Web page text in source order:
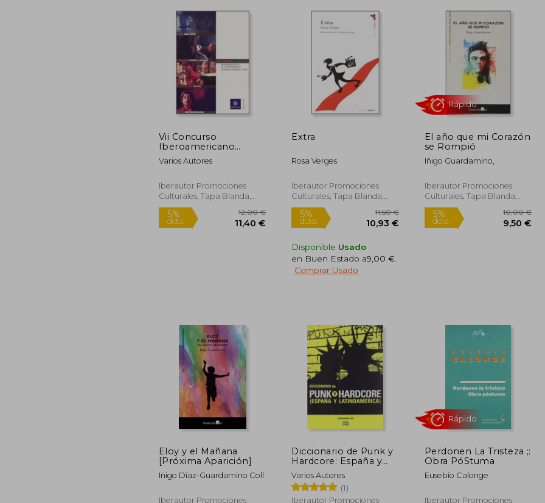
5%
dcto.
5%
dcto.
5%
dcto.
Vii Concurso
Iberoamericano
Cortometrajes Version
Española
Varios Autores
Iberautor Promociones
Culturales, Tapa Blanda,
Nuevo
dcto.
Extra
Rosa Verges
Iberautor Promociones
Culturales, Tapa Blanda,
Nuevo
5%
dcto.
11,50 €
Disponible Usado
en Buen Estado a9,00 €
Comprar Usado
El año que mi Corazón
se Rompió
Iñigo Guardamino,
Iberautor Promociones
Culturales, Tapa Blanda,
Nuevo
5%
dcto.
Eloy y el Mañana
[Próxima Aparición]
Iñigo Díaz-Guardamino Coll
Iberautor Promociones
Diccionario de Punk y
Hardcore: España y
Latinoamérica
Varios Autores
(1)
Iberautor Promociones
Perdonen La Tristeza ;:
Obra PóStuma
Eusebio Calonge
Iberautor Promociones